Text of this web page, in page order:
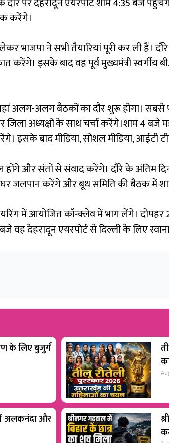
करेंगे।
भाजपा ने सभी तैयारियां पूरी कर ली
करेंगे। इसके बाद वह पूर्व मुख्यमंत्री
अलग-अलग बैठकों का दौर शुरू होगा। सबसे
और जिला अध्यक्षों के साथ चर्चा करेंगे।शाम 4
इसके बाद मीडिया, सोशल मीडिया, आईटी
और संतों से संवाद करेंगे। दौरे के अंतिम
जलपान करेंगे और बूथ समिति की बैठक में
में आयोजित कॉन्क्लेव में भाग लेंगे।
वह देहरादून एयरपोर्ट से दिल्ली के लिए
के लिए बुजुर्ग
में अलकनंदा और